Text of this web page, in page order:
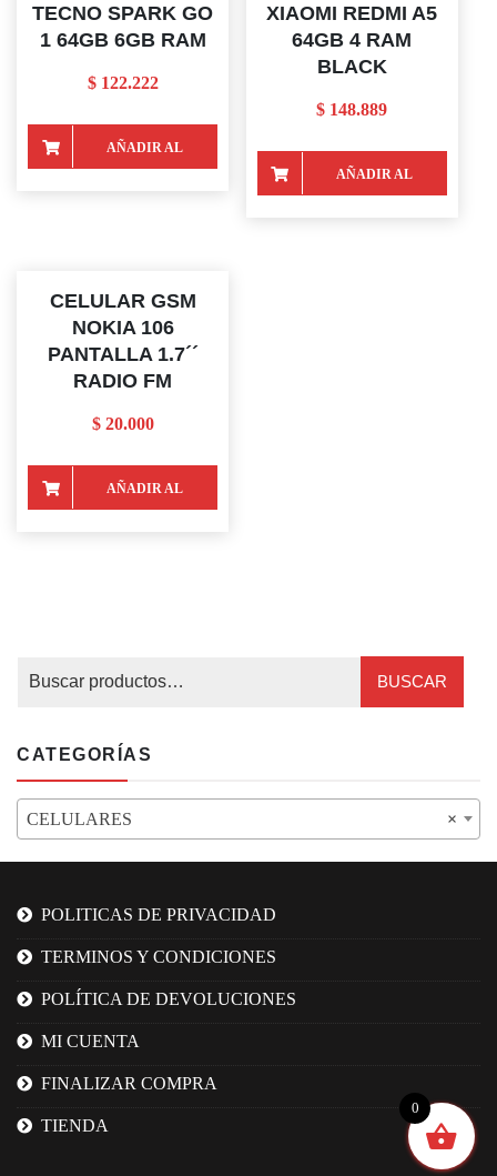
TECNO SPARK GO
1 64GB 6GB RAM
$122.222
AÑADIR AL
XIAOMI REDMI A5
64GB 4 RAM
BLACK
$ 148.889
AÑADIR AL
CELULAR GSM
NOKIA 106
PANTALLA 1.7´´
RADIO FM
$20.000
AÑADIR AL
BUSCAR
CATEGORÍAS
×
CELULARES
POLITICAS DE PRIVACIDAD
TERMINOS Y CONDICIONES
POLÍTICA DE DEVOLUCIONES
MI CUENTA
FINALIZAR COMPRA
TIENDA
0